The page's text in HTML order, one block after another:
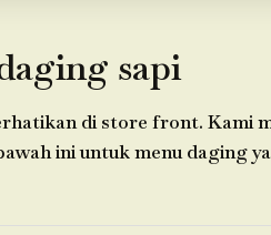
sapi
di store front. Kami
ini untuk menu daging